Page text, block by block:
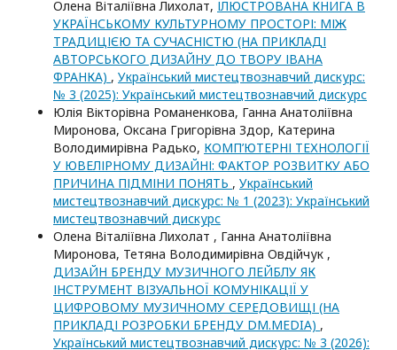
Олена Віталіївна Лихолат, ІЛЮСТРОВАНА КНИГА В
УКРАЇНСЬКОМУ КУЛЬТУРНОМУ ПРОСТОРІ: МІЖ
ТРАДИЦІЄЮ ТА СУЧАСНІСТЮ (НА ПРИКЛАДІ
АВТОРСЬКОГО ДИЗАЙНУ ДО ТВОРУ ІВАНА
ФРАНКА) , Український мистецтвознавчий дискурс:
№ 3 (2025): Український мистецтвознавчий дискурс
Юлія Вікторівна Романенкова, Ганна Анатоліївна
Миронова, Оксана Григорівна Здор, Катерина
Володимирівна Радько, КОМП’ЮТЕРНІ ТЕХНОЛОГІЇ
У ЮВЕЛІРНОМУ ДИЗАЙНІ: ФАКТОР РОЗВИТКУ АБО
ПРИЧИНА ПІДМІНИ ПОНЯТЬ , Український
мистецтвознавчий дискурс: № 1 (2023): Український
мистецтвознавчий дискурс
Олена Віталіївна Лихолат , Ганна Анатоліївна
Миронова, Тетяна Володимирівна Овдійчук ,
ДИЗАЙН БРЕНДУ МУЗИЧНОГО ЛЕЙБЛУ ЯК
ІНСТРУМЕНТ ВІЗУАЛЬНОЇ КОМУНІКАЦІЇ У
ЦИФРОВОМУ МУЗИЧНОМУ СЕРЕДОВИЩІ (НА
ПРИКЛАДІ РОЗРОБКИ БРЕНДУ DM.MEDIA) ,
Український мистецтвознавчий дискурс: № 3 (2026):